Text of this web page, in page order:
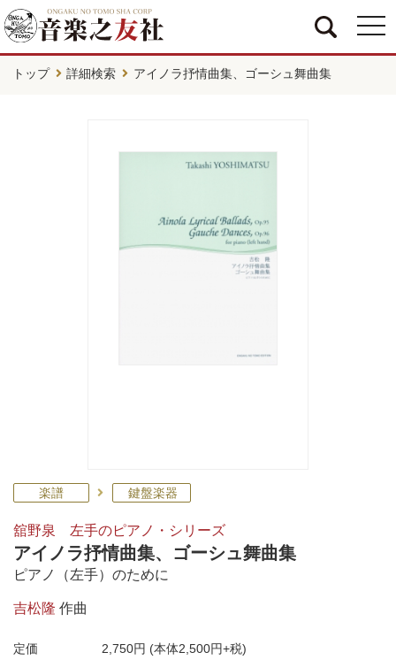
トップ 詳細検索 アイノラ抒情曲集、ゴーシュ舞曲集
楽譜 鍵盤楽器
舘野泉 左手のピアノ・シリーズ
アイノラ抒情曲集、ゴーシュ舞曲集
ピアノ（左手）のために
吉松隆 作曲
定価 2,750円 (本体2,500円+税)